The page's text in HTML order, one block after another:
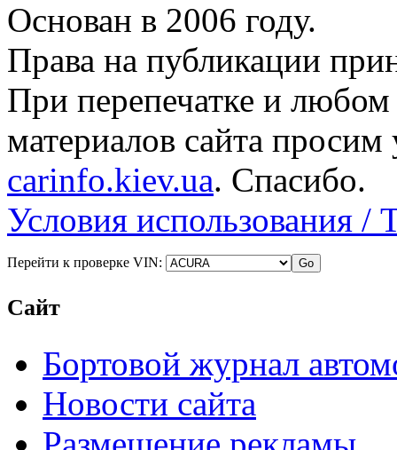
Основан в 2006 году.
Права на публикации
При перепечатке и
материалов сайта просим
carinfo.kiev.ua. Спасибо.
Условия использования /
Перейти к проверке VIN:
Сайт
Бортовой журнал
Новости сайта